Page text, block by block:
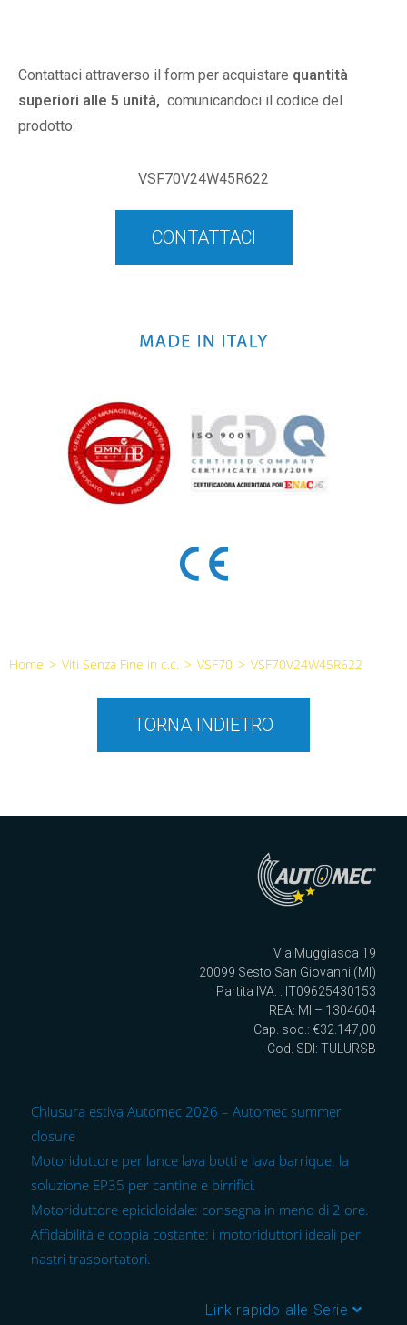
Contattaci attraverso il form per acquistare quantità
superiori alle 5 unità, comunicandoci il codice del
prodotto:
VSF70V24W45R622
CONTATTACI
Home > Viti Senza Fine in c.c. > VSF70 > VSF70V24W45R622
TORNA INDIETRO
Via Muggiasca 19
20099 Sesto San Giovanni (MI)
Partita IVA: : IT09625430153
REA: MI – 1304604
Cap. soc.: €32.147,00
Cod. SDI: TULURSB
Chiusura estiva Automec 2026 – Automec summer
closure
Motoriduttore per lance lava botti e lava barrique: la
soluzione EP35 per cantine e birrifici.
Motoriduttore epicicloidale: consegna in meno di 2 ore.
Affidabilità e coppia costante: i motoriduttori ideali per
nastri trasportatori.
Link rapido alle Serie